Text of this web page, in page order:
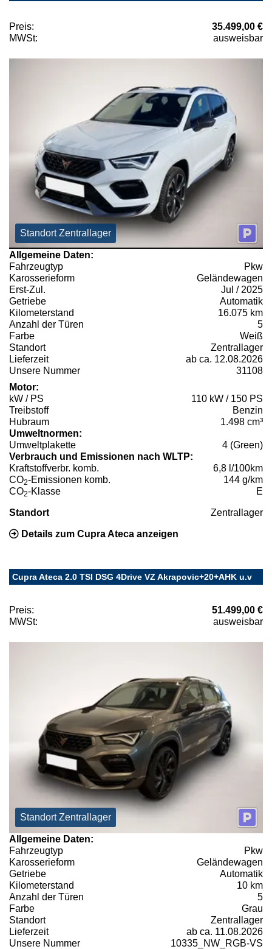
Preis:
35.499,00 €
MWSt:
ausweisbar
Standort Zentrallager
Allgemeine Daten:
Fahrzeugtyp
Pkw
Karosserieform
Geländewagen
Erst-Zul.
Jul / 2025
Getriebe
Automatik
Kilometerstand
16.075 km
Anzahl der Türen
5
Farbe
Weiß
Standort
Zentrallager
Lieferzeit
ab ca. 12.08.2026
Unsere Nummer
31108
Motor:
kW / PS
110 kW / 150 PS
Treibstoff
Benzin
Hubraum
1.498 cm³
Umweltnormen:
Umweltplakette
4 (Green)
Verbrauch und Emissionen nach WLTP:
Kraftstoffverbr. komb.
6,8 l/100km
CO2-Emissionen komb.
144 g/km
CO2-Klasse E
Standort Zentrallager
Details zum Cupra Ateca anzeigen
Cupra Ateca 2.0 TSI DSG 4Drive VZ Akrapovic+20+AHK u.v
Preis:
51.499,00 €
MWSt:
ausweisbar
Standort Zentrallager
Allgemeine Daten:
Fahrzeugtyp
Pkw
Karosserieform
Geländewagen
Getriebe
Automatik
Kilometerstand
10 km
Anzahl der Türen
5
Farbe
Grau
Standort
Zentrallager
Lieferzeit
ab ca. 11.08.2026
Unsere Nummer
10335_NW_RGB-VS